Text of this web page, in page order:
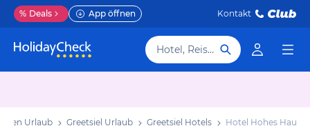
% Deals App öffnen Kontakt
Hotel, Reiseziel
Urlaub Greetsiel Urlaub Greetsiel Hotels Hotel Hohes Haus